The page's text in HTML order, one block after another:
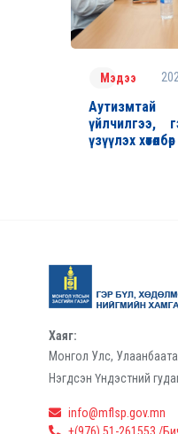
Мэдээ
Аутизмтай
үзүүлэх
Хаяг:
Монгол Улс,
Нэгдсэн Үндэстний
info@mflsp.gov.mn